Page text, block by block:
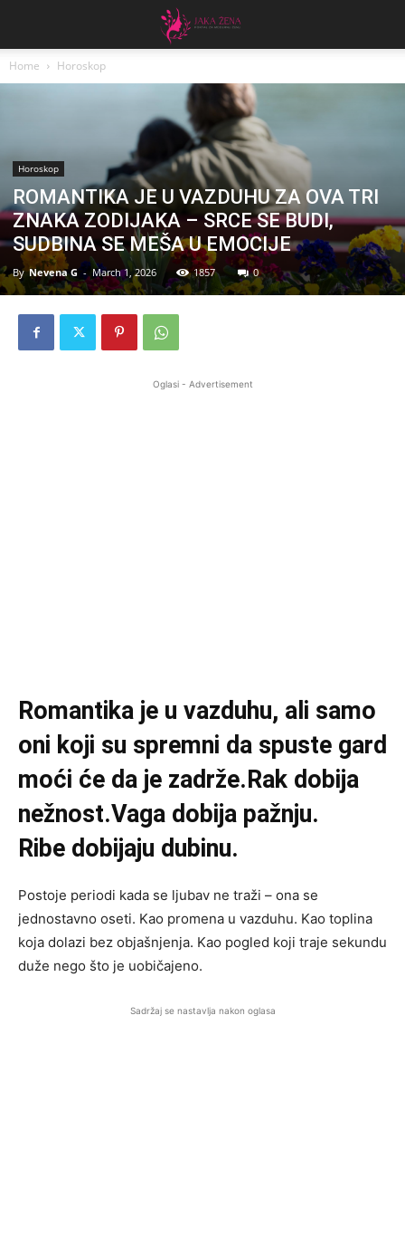
Home Horoskop
Horoskop
ROMANTIKA JE U VAZDUHU ZA OVA TRI
ZNAKA ZODIJAKA – SRCE SE BUDI,
SUDBINA SE MEŠA U EMOCIJE
By Nevena G - March 1, 2026 1857 0
Oglasi - Advertisement
Romantika je u vazduhu, ali samo
oni koji su spremni da spuste gard
moći će da je zadrže.Rak dobija
nežnost.Vaga dobija pažnju.
Ribe dobijaju dubinu.
Postoje periodi kada se ljubav ne traži – ona se
jednostavno oseti. Kao promena u vazduhu. Kao toplina
koja dolazi bez objašnjenja. Kao pogled koji traje sekundu
duže nego što je uobičajeno.
Sadržaj se nastavlja nakon oglasa